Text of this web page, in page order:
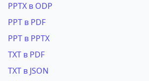
PPTX в ODP
PPT в PDF
PPT в PPTX
TXT в PDF
TXT в JSON